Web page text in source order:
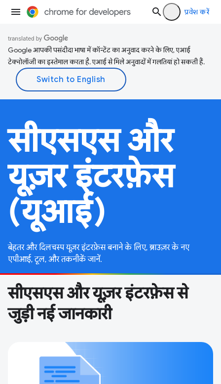
प्रवेश करें
Google आपकी पसंदीदा भाषा में कॉन्टेंट का अनुवाद करने के लिए, एआई
टेक्नोलॉजी का इस्तेमाल करता है. एआई से मिले अनुवादों में गलतियां हो सकती हैं.
सीएसएस और
यूज़र इंटरफ़ेस
(यूआई)
बेहतर और दिलचस्प यूज़र इंटरफ़ेस बनाने के लिए, ब्राउज़र के नए
एपीआई, टूल, और तकनीकें जानें.
सीएसएस और यूज़र इंटरफ़ेस से
जुड़ी नई जानकारी